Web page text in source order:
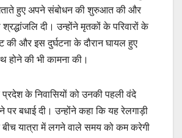
हुए अपने संबोधन की शुरुआत की और
दी। उन्होंने मृतकों के परिवारों के
की और इस दुर्घटना के दौरान घायल हुए
होने की भी कामना की।
प्रदेश के निवासियों को उनकी पहली वंदे
पर बधाई दी। उन्होंने कहा कि यह रेलगाड़ी
बीच यात्रा में लगने वाले समय को कम करेगी